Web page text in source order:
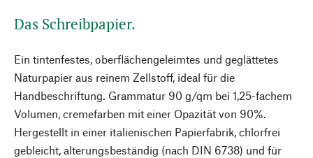
Das Schreibpapier.
Ein tintenfestes, oberflächengeleimtes und geglättetes
Naturpapier aus reinem Zellstoff, ideal für die
Handbeschriftung. Grammatur 90 g/qm bei 1,25-fachem
Volumen, cremefarben mit einer Opazität von 90%.
Hergestellt in einer italienischen Papierfabrik, chlorfrei
gebleicht, alterungsbeständig (nach DIN 6738) und für